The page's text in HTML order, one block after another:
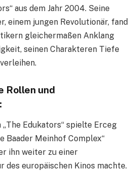
aus dem Jahr 2004. Seine
einem jungen Revolutionär, fand
gleichermaßen Anklang
seinen Charakteren Tiefe
Rollen und
Edukators“ spielte Erceg
Baader Meinhof Complex“
ihn weiter zu einer
des europäischen Kinos machte.